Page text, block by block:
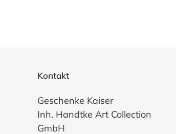
Kontakt
Geschenke Kaiser
Inh. Handtke Art Collection
GmbH